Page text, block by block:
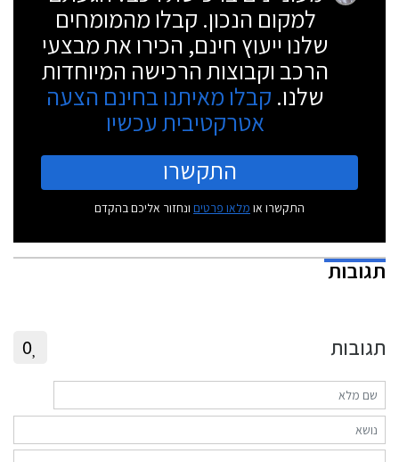
למקום הנכון. קבלו מהמומחים
שלנו ייעוץ חינם, הכירו את מבצעי
הרכב וקבוצות הרכישה המיוחדות
שלנו. קבלו מאיתנו בחינם הצעה
אטרקטיבית עכשיו
התקשרו
התקשרו או מלאו פרטים ונחזור אליכם בהקדם
תגובות
תגובות 0